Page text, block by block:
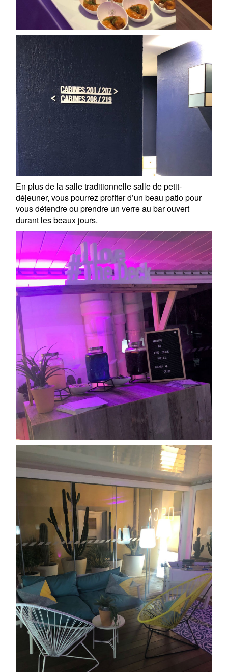
En plus de la salle traditionnelle salle de petit-
déjeuner, vous pourrez profiter d’un beau patio pour
vous détendre ou prendre un verre au bar ouvert
durant les beaux jours.